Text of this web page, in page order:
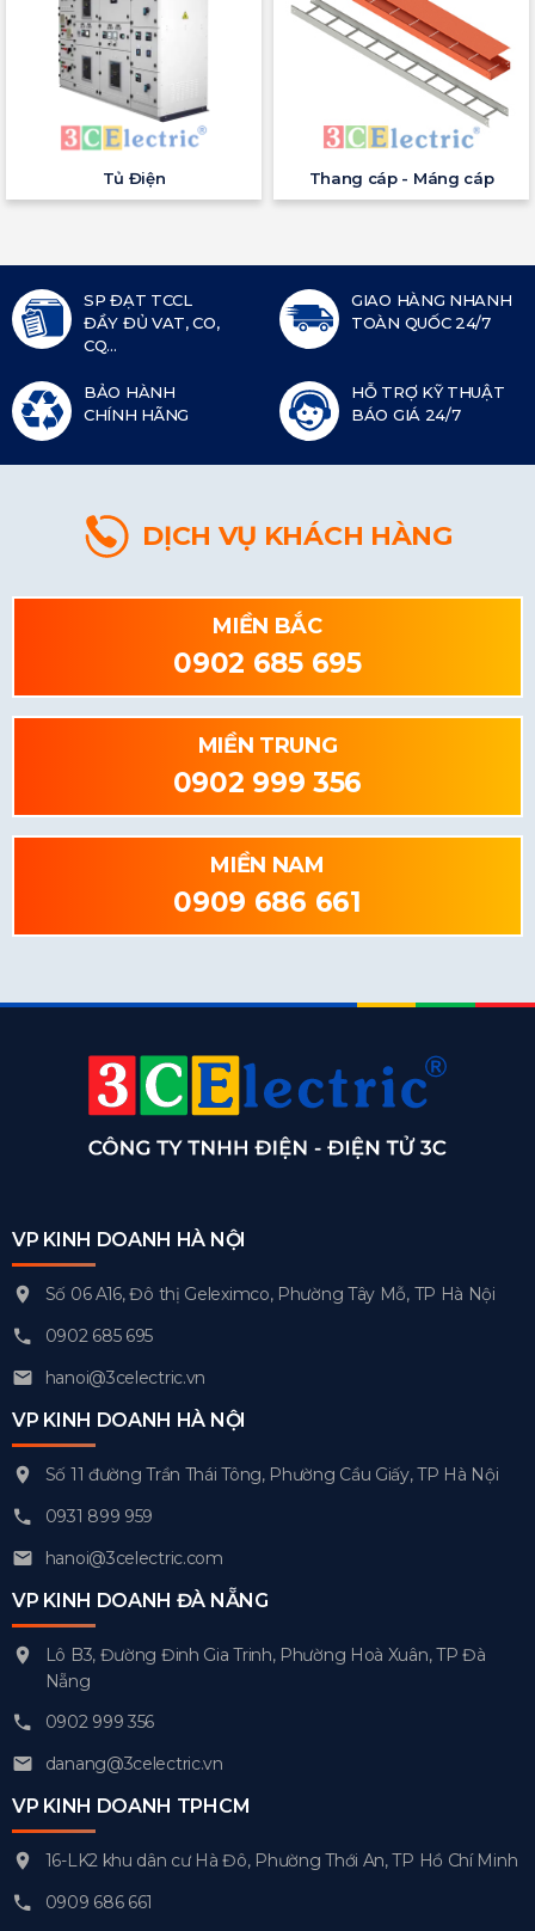
Tủ Điện Thang cáp - Máng cáp
SP ĐẠT TCCL
ĐẦY ĐỦ VAT, CO,
CQ...
GIAO HÀNG NHANH
TOÀN QUỐC 24/7
BẢO HÀNH
CHÍNH HÃNG
HỖ TRỢ KỸ THUẬT
BÁO GIÁ 24/7
DỊCH VỤ KHÁCH HÀNG
MIỀN BẮC
0902 685 695
MIỀN TRUNG
0902 999 356
MIỀN NAM
0909 686 661
VP KINH DOANH HÀ NỘI
Số 06 A16, Đô thị Geleximco, Phường Tây Mỗ, TP Hà Nội
0902 685 695
hanoi@3celectric.vn
VP KINH DOANH HÀ NỘI
Số 11 đường Trần Thái Tông, Phường Cầu Giấy, TP Hà Nội
0931 899 959
hanoi@3celectric.com
VP KINH DOANH ĐÀ NẴNG
Lô B3, Đường Đinh Gia Trinh, Phường Hoà Xuân, TP Đà
Nẵng
0902 999 356
danang@3celectric.vn
VP KINH DOANH TPHCM
16-LK2 khu dân cư Hà Đô, Phường Thới An, TP Hồ Chí Minh
0909 686 661